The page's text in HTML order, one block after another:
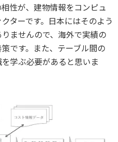
性が、建物情報をコンピュ
ターです。日本にはそのよう
ませんので、海外で実績の
です。また、テーブル間の
学ぶ必要があると思いま